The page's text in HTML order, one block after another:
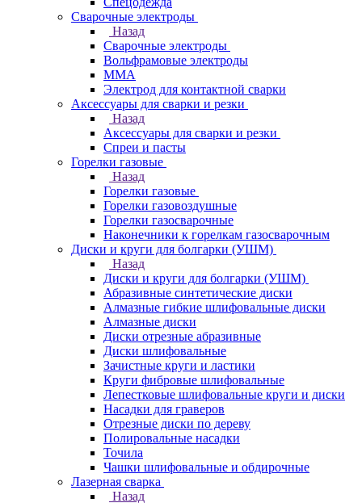
Сварочные электроды
Назад
Сварочные электроды
Вольфрамовые электроды
ММА
Электрод для контактной сварки
Аксессуары для сварки и резки
Назад
Аксессуары для сварки и резки
Спреи и пасты
Горелки газовые
Назад
Горелки газовые
Горелки газовоздушные
Горелки газосварочные
Наконечники к горелкам газосварочным
Диски и круги для болгарки (УШМ)
Назад
Диски и круги для болгарки (УШМ)
Абразивные синтетические диски
Алмазные гибкие шлифовальные диски
Алмазные диски
Диски отрезные абразивные
Диски шлифовальные
Зачистные круги и ластики
Круги фибровые шлифовальные
Лепестковые шлифовальные круги и диски
Насадки для граверов
Отрезные диски по дереву
Полировальные насадки
Точила
Чашки шлифовальные и обдирочные
Лазерная сварка
Назад